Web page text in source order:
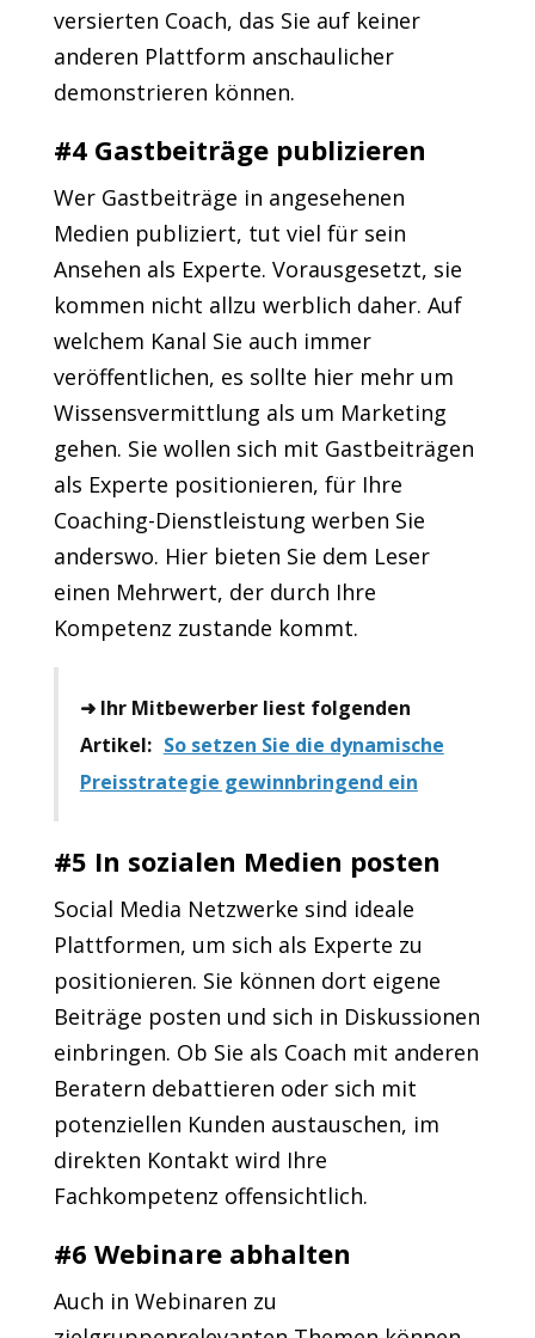
versierten Coach, das Sie auf keiner
anderen Plattform anschaulicher
demonstrieren können.
#4 Gastbeiträge publizieren
Wer Gastbeiträge in angesehenen
Medien publiziert, tut viel für sein
Ansehen als Experte. Vorausgesetzt, sie
kommen nicht allzu werblich daher. Auf
welchem Kanal Sie auch immer
veröffentlichen, es sollte hier mehr um
Wissensvermittlung als um Marketing
gehen. Sie wollen sich mit Gastbeiträgen
als Experte positionieren, für Ihre
Coaching-Dienstleistung werben Sie
anderswo. Hier bieten Sie dem Leser
einen Mehrwert, der durch Ihre
Kompetenz zustande kommt.
➜ Ihr Mitbewerber liest folgenden
Artikel: So setzen Sie die dynamische
Preisstrategie gewinnbringend ein
#5 In sozialen Medien posten
Social Media Netzwerke sind ideale
Plattformen, um sich als Experte zu
positionieren. Sie können dort eigene
Beiträge posten und sich in Diskussionen
einbringen. Ob Sie als Coach mit anderen
Beratern debattieren oder sich mit
potenziellen Kunden austauschen, im
direkten Kontakt wird Ihre
Fachkompetenz offensichtlich.
#6 Webinare abhalten
Auch in Webinaren zu